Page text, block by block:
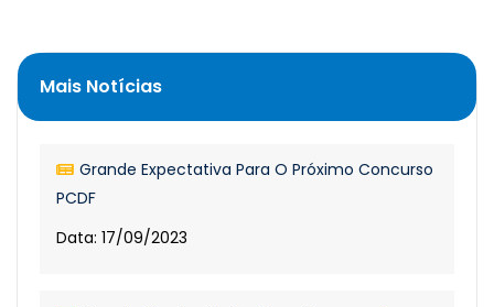
Mais Notícias
Grande Expectativa Para O Próximo Concurso
PCDF
Data: 17/09/2023